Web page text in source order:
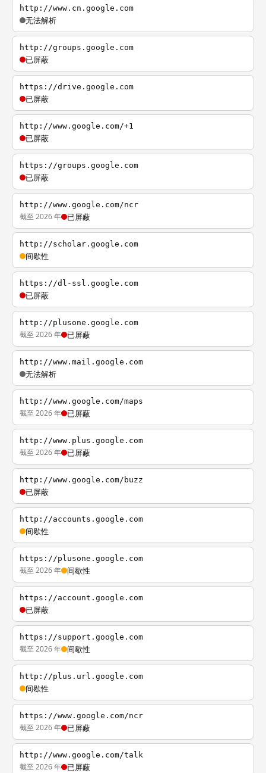
http://www.cn.google.com
无法解析
http://groups.google.com
已屏蔽
https://drive.google.com
已屏蔽
http://www.google.com/+1
已屏蔽
https://groups.google.com
已屏蔽
http://www.google.com/ncr
截至 2026 年 已屏蔽
http://scholar.google.com
间歇性
https://dl-ssl.google.com
已屏蔽
http://plusone.google.com
截至 2026 年 已屏蔽
http://www.mail.google.com
无法解析
http://www.google.com/maps
截至 2026 年 已屏蔽
http://www.plus.google.com
截至 2026 年 已屏蔽
http://www.google.com/buzz
已屏蔽
http://accounts.google.com
间歇性
https://plusone.google.com
截至 2026 年 间歇性
https://account.google.com
已屏蔽
https://support.google.com
截至 2026 年 间歇性
http://plus.url.google.com
间歇性
https://www.google.com/ncr
截至 2026 年 已屏蔽
http://www.google.com/talk
截至 2026 年 已屏蔽